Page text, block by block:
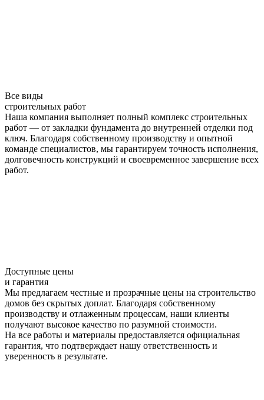
Все виды
строительных работ
Наша компания выполняет полный комплекс строительных
работ — от закладки фундамента до внутренней отделки под
ключ. Благодаря собственному производству и опытной
команде специалистов, мы гарантируем точность исполнения,
долговечность конструкций и своевременное завершение всех
работ.
Доступные цены
и гарантия
Мы предлагаем честные и прозрачные цены на строительство
домов без скрытых доплат. Благодаря собственному
производству и отлаженным процессам, наши клиенты
получают высокое качество по разумной стоимости.
На все работы и материалы предоставляется официальная
гарантия, что подтверждает нашу ответственность и
уверенность в результате.